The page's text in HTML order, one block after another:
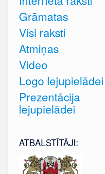
Grāmatas
Visi raksti
Atmiņas
Video
Logo lejupielādei
Prezentācija
lejupielādei
ATBALSTĪTĀJI: